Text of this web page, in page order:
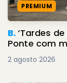
PREMIUM
B.‘Tardes
Ponte com
2 agosto 2026